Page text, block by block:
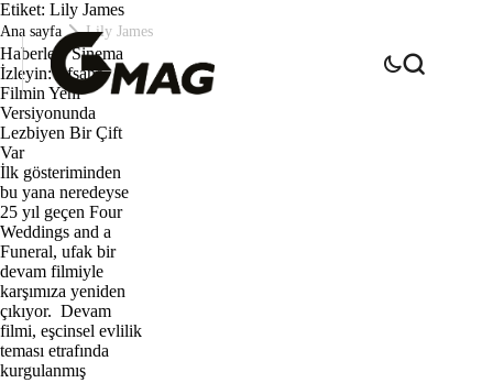
Etiket: Lily James
Ana sayfa Lily James
Haberler
Sinema
İzleyin: Efsane
Filmin Yeni
Versiyonunda
Lezbiyen Bir Çift
Var
İlk gösteriminden
bu yana neredeyse
25 yıl geçen Four
Weddings and a
Funeral, ufak bir
devam filmiyle
karşımıza yeniden
çıkıyor. Devam
filmi, eşcinsel evlilik
teması etrafında
kurgulanmış